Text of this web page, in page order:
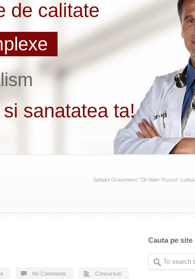
Spitalul Orasenesc "Dr.Valer Russu" Ludus
No Comments Concursuri
Cauta pe site